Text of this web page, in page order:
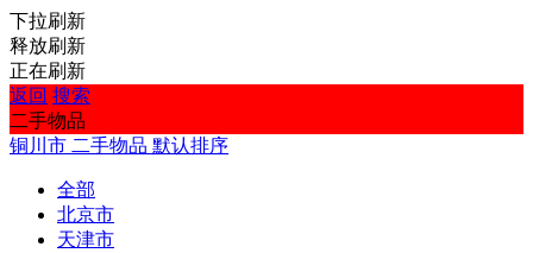
下拉刷新
释放刷新
正在刷新
返回 搜索
二手物品
铜川市 二手物品 默认排序
全部
北京市
天津市